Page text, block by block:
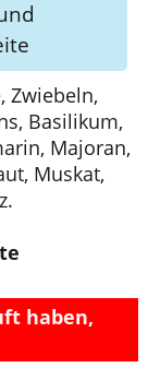
Zwiebeln,
Basilikum,
Majoran,
Muskat,
haben,